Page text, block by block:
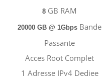
8 GB RAM
20000 GB @ 1Gbps Bande
Passante
Acces Root Complet
1 Adresse IPv4 Dediee